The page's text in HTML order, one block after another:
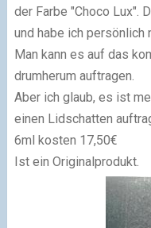
der Farbe "Choco Lux".
und habe ich persönlich
Man kann es auf das
drumherum auftragen.
Aber ich glaub, es ist
einen Lidschatten
6ml kosten 17,50€
Ist ein Originalprodukt.